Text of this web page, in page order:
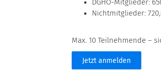
DGHO-Mitglieder:
Nichtmitglieder:
Max. 10 Teilnehmende –
Jetzt anmelden